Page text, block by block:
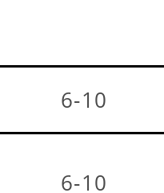
6-10
6-10